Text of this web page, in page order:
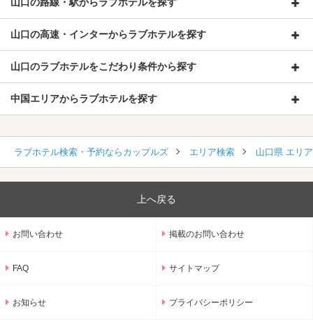
山口の路線・駅からラブホテルを探す
山口の高速・インターからラブホテルを探す
山口のラブホテルをこだわり条件から探す
中国エリアからラブホテルを探す
ラブホテル検索・予約ならカップルズ エリア検索 山口県 エリ
上へ戻る
お問い合わせ 掲載のお問い合わせ
FAQ サイトマップ
お知らせ プライバシーポリシー